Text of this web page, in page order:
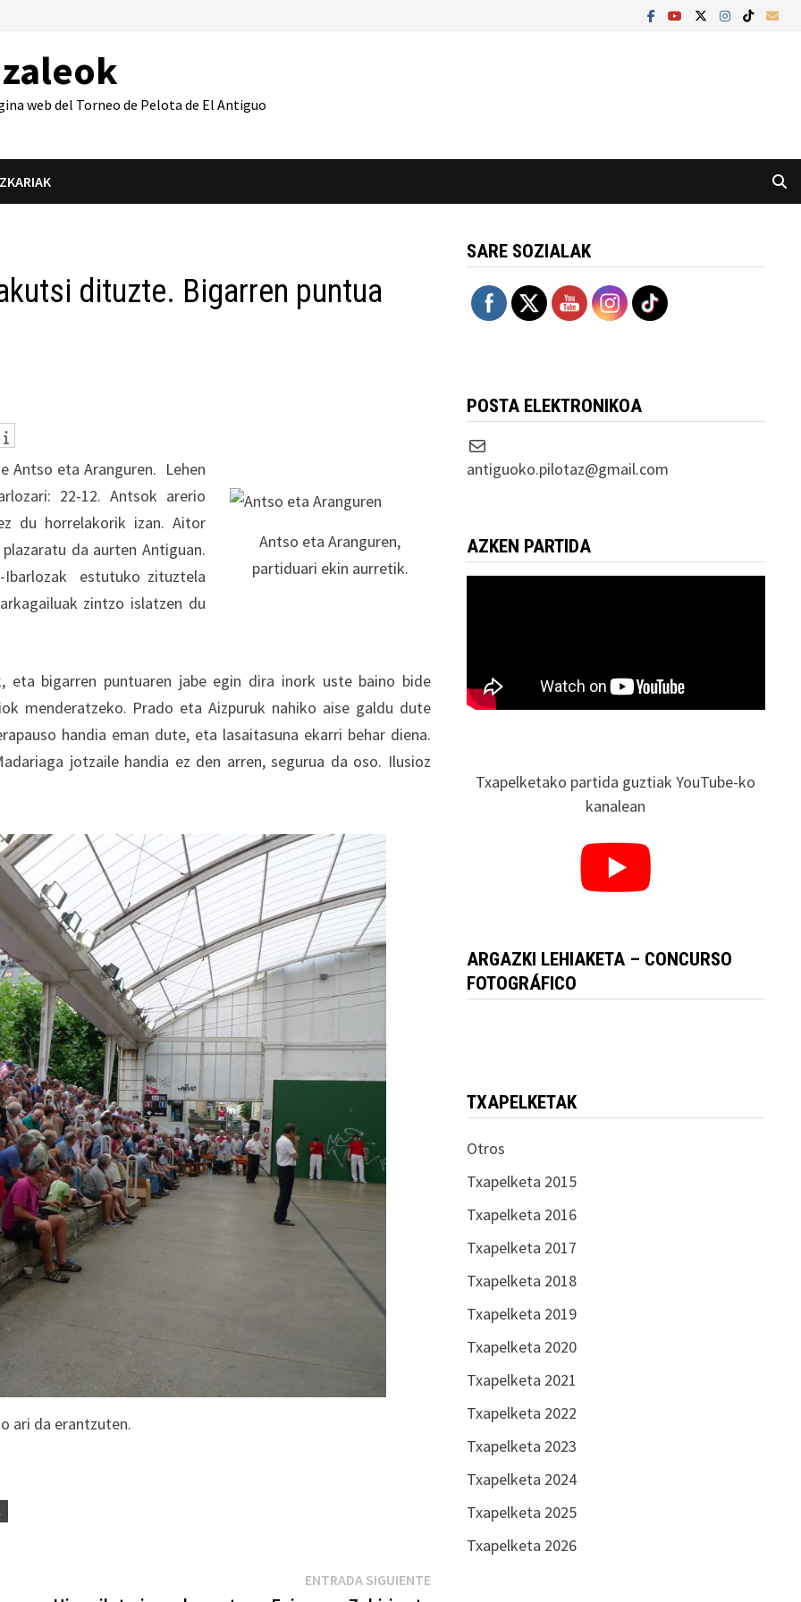
web del Torneo de Pelota de El Antiguo
dituzte. Bigarren puntua
Antso eta Aranguren,
partiduari ekin aurretik.
Antso eta Aranguren. Lehen
22-12. Antsok arerio
du horrelakorik izan. Aitor
da aurten Antiguan.
estutuko zituztela
zintzo islatzen du
eta bigarren puntuaren jabe egin dira inork uste baino bide
menderatzeko. Prado eta Aizpuruk nahiko aise galdu dute
handia eman dute, eta lasaitasuna ekarri behar diena.
jotzaile handia ez den arren, segurua da oso. Ilusioz
ari da erantzuten.
ENTRADA SIGUIENTEEntrada
SARE SOZIALAK
POSTA ELEKTRONIKOA
Correo electrónico
antiguoko.pilotaz@gmail.com
AZKEN PARTIDA
Txapelketako partida guztiak YouTube-ko
kanalean
ARGAZKI LEHIAKETA – CONCURSO
FOTOGRÁFICO
TXAPELKETAK
Otros
Txapelketa 2015
Txapelketa 2016
Txapelketa 2017
Txapelketa 2018
Txapelketa 2019
Txapelketa 2020
Txapelketa 2021
Txapelketa 2022
Txapelketa 2023
Txapelketa 2024
Txapelketa 2025
Txapelketa 2026